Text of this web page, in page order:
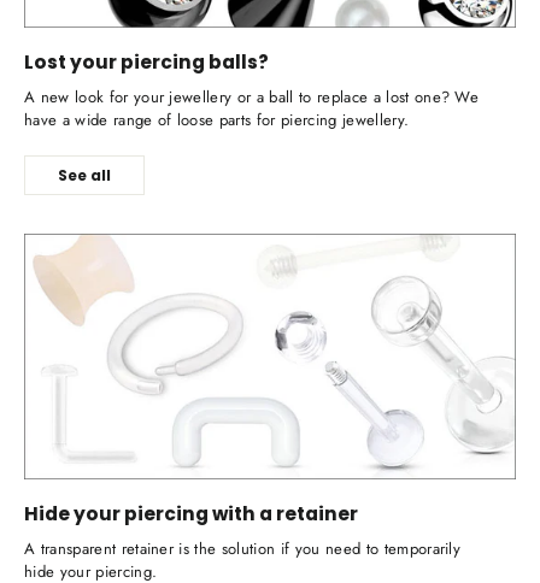
Lost your piercing balls?
A new look for your jewellery or a ball to replace a lost one? We
have a wide range of loose parts for piercing jewellery.
See all
Hide your piercing with a retainer
A transparent retainer is the solution if you need to temporarily
hide your piercing.